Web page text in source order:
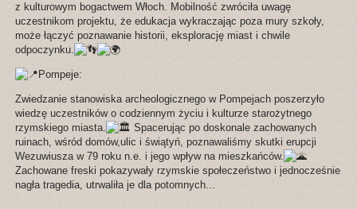
z kulturowym bogactwem Włoch. Mobilność zwróciła uwagę
uczestnikom projektu, że edukacja wykraczając poza mury szkoły,
może łączyć poznawanie historii, eksplorację miast i chwile
odpoczynku.
Pompeje:
Zwiedzanie stanowiska archeologicznego w Pompejach poszerzyło
wiedzę uczestników o codziennym życiu i kulturze starożytnego
rzymskiego miasta.
Spacerując po doskonale zachowanych
ruinach, wśród domów,ulic i świątyń, poznawaliśmy skutki erupcji
Wezuwiusza w 79 roku n.e. i jego wpływ na mieszkańców.
Zachowane freski pokazywały rzymskie społeczeństwo i jednocześnie
nagła tragedia, utrwaliła je dla potomnych...